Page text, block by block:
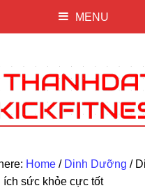
MENU
Home / Dinh Dưỡng /
ích sức khỏe cực tốt